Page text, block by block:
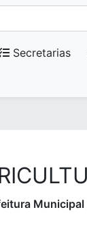
Secretarias
Municipal